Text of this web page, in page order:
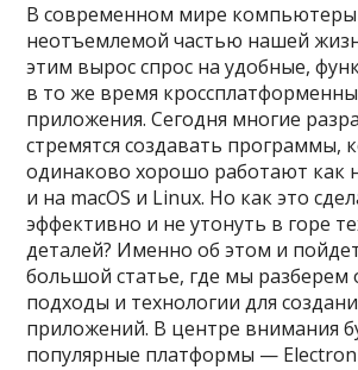
В современном мире компьютеры
неотъемлемой частью нашей
этим вырос спрос на удобные,
в то же время
приложения. Сегодня многие
стремятся создавать программы,
одинаково хорошо работают как
и на macOS и Linux. Но как это
эффективно и не утонуть в горе
деталей? Именно об этом и
большой статье, где мы разберем
подходы и технологии для
приложений. В центре внимания
популярные платформы —